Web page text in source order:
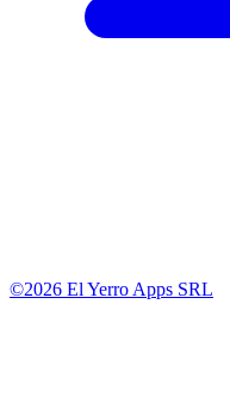
©2026 El Yerro Apps SRL